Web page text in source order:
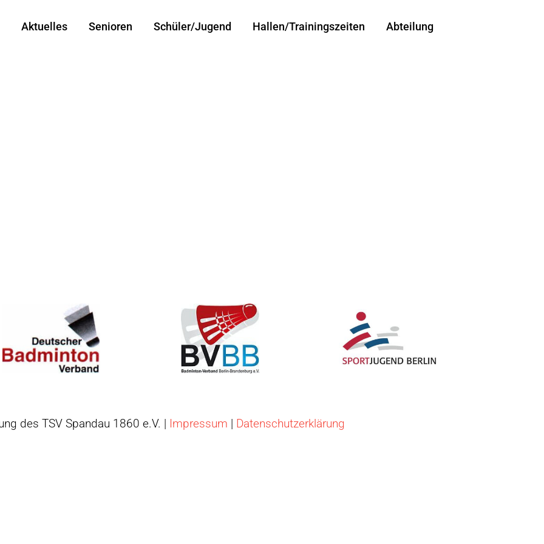
Aktuelles Senioren Schüler/Jugend Hallen/Trainingszeiten Abteilung
des TSV Spandau 1860 e.V. | Impressum | Datenschutzerklärung